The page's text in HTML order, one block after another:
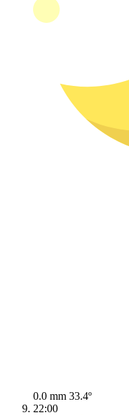
0.0 mm 33.4º
22:00